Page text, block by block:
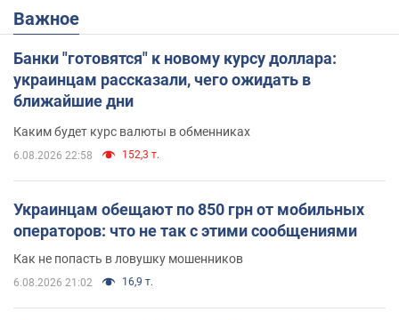
Важное
Банки "готовятся" к новому курсу доллара:
украинцам рассказали, чего ожидать в
ближайшие дни
Каким будет курс валюты в обменниках
6.08.2026 22:58 152,3 т.
Украинцам обещают по 850 грн от мобильных
операторов: что не так с этими сообщениями
Как не попасть в ловушку мошенников
6.08.2026 21:02 16,9 т.